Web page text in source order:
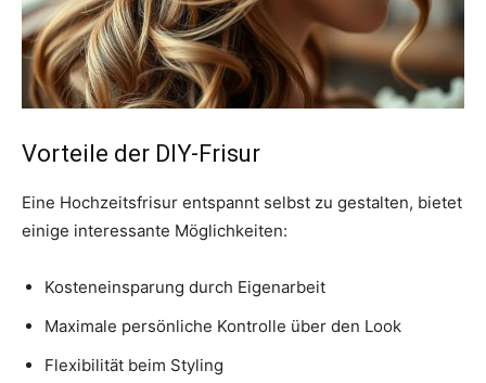
Vorteile der DIY-Frisur
Eine Hochzeitsfrisur entspannt selbst zu gestalten, bietet
einige interessante Möglichkeiten:
Kosteneinsparung durch Eigenarbeit
Maximale persönliche Kontrolle über den Look
Flexibilität beim Styling